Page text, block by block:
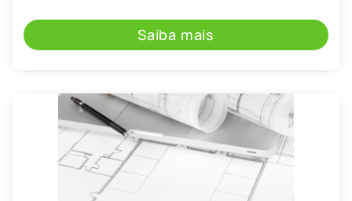
Saiba mais